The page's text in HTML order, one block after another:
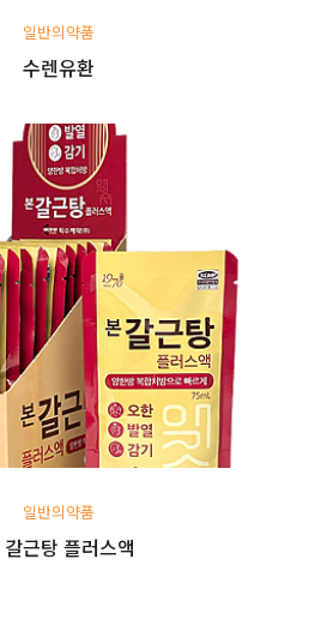
일반의약품
수렌유환
일반의약품
근탕 플러스액